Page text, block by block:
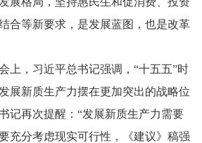
合等新要求，是发展蓝图，也是改革
上，习近平总书记强调，“十五五”时
展新质生产力摆在更加突出的战略位
记再次提醒：“发展新质生产力需要
充分考虑现实可行性，《建议》稿强